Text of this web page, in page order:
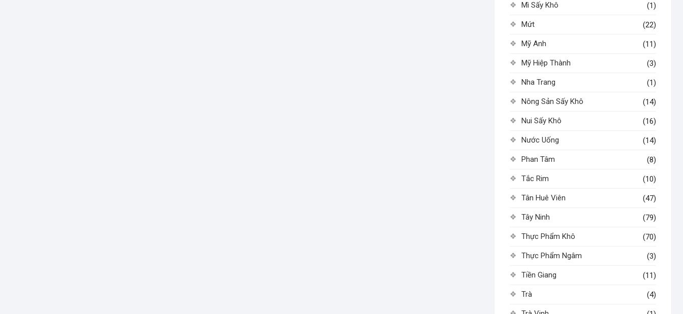
Mì Sấy Khô (1)
Mứt (22)
Mỹ Anh (11)
Mỹ Hiệp Thành (3)
Nha Trang (1)
Nông Sản Sấy Khô (14)
Nui Sấy Khô (16)
Nước Uống (14)
Phan Tâm (8)
Tắc Rim (10)
Tân Huê Viên (47)
Tây Ninh (79)
Thực Phẩm Khô (70)
Thực Phẩm Ngâm (3)
Tiền Giang (11)
Trà (4)